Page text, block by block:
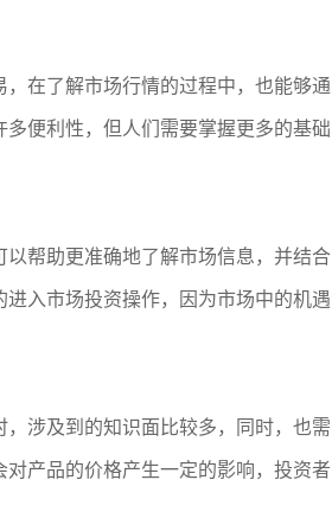
在了解市场行情的过程中，也能够通
便利性，但人们需要掌握更多的基础
帮助更准确地了解市场信息，并结合
入市场投资操作，因为市场中的机遇
涉及到的知识面比较多，同时，也需
产品的价格产生一定的影响，投资者